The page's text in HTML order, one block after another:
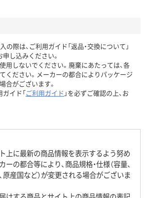
の際は、ご利用ガイド「返品・交換について」
し込みください。
用しないでください。廃棄にあたっては、各
ください。メーカーの都合によりパッケージ
合がございます。
ガイド「ご利用ガイド 」を必ずご確認の上、お
上に最新の商品情報を表示するよう努め
ーの都合等により、商品規格・仕様（容量、
原産国など）が変更される場合がございま